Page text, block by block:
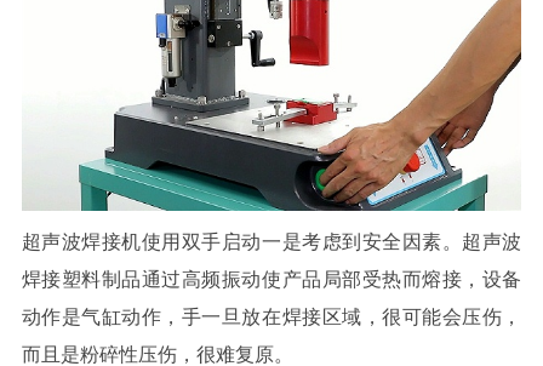
超声波焊接机使用双手启动一是考虑到安全因素。超声波
焊接塑料制品通过高频振动使产品局部受热而熔接，设备
动作是气缸动作，手一旦放在焊接区域，很可能会压伤，
而且是粉碎性压伤，很难复原。